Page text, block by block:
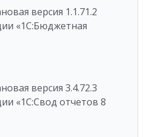
версия 1.1.71.2
«1C:Бюджетная
версия 3.4.72.3
«1C:Свод отчетов 8